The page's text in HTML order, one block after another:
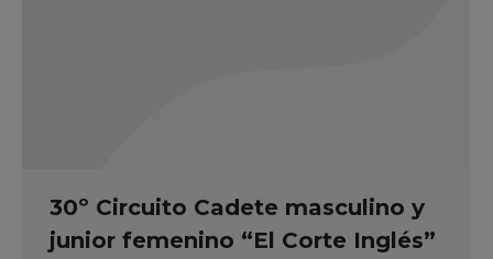
30º Circuito Cadete masculino y
junior femenino “El Corte Inglés”